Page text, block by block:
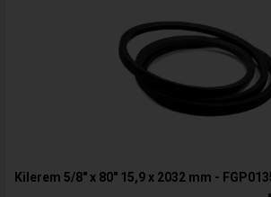
Kilerem 5/8" x 80" 15,9 x 2032 mm -